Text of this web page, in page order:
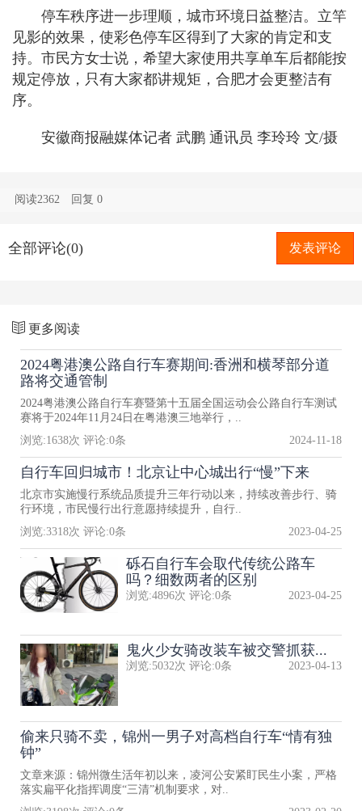
停车秩序进一步理顺，城市环境日益整洁。立竿
见影的效果，使彩色停车区得到了大家的肯定和支
持。市民方女士说，希望大家使用共享单车后都能按
规定停放，只有大家都讲规矩，合肥才会更整洁有
序。
安徽商报融媒体记者 武鹏 通讯员 李玲玲 文/摄
阅读2362 回复0
全部评论(0) 发表评论
更多阅读
2024粤港澳公路自行车赛期间:香洲和横琴部分道
路将交通管制
2024粤港澳公路自行车赛暨第十五届全国运动会公路自行车测试
赛将于2024年11月24日在粤港澳三地举行，..
浏览:1638次 评论:0条 2024-11-18
自行车回归城市！北京让中心城出行“慢”下来
北京市实施慢行系统品质提升三年行动以来，持续改善步行、骑
行环境，市民慢行出行意愿持续提升，自行..
浏览:3318次 评论:0条 2023-04-25
砾石自行车会取代传统公路车
吗？细数两者的区别
浏览:4896次 评论:0条 2023-04-25
鬼火少女骑改装车被交警抓获...
浏览:5032次 评论:0条 2023-04-13
偷来只骑不卖，锦州一男子对高档自行车“情有独
钟”
文章来源：锦州微生活年初以来，凌河公安紧盯民生小案，严格
落实扁平化指挥调度“三清”机制要求，对..